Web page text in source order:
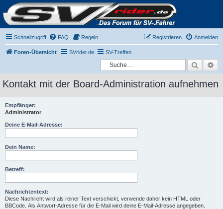
Schnellzugriff FAQ Regeln Anmelden
Registrieren
Foren-Übersicht SVrider.de SV-Treffen
Suche
Kontakt mit der Board-Administration aufnehmen
Empfänger:
Administrator
Deine E-Mail-Adresse:
Dein Name:
Betreff:
Nachrichtentext:
Diese Nachricht wird als reiner Text verschickt, verwende daher kein HTML oder
BBCode. Als Antwort-Adresse für die E-Mail wird deine E-Mail-Adresse angegeben.